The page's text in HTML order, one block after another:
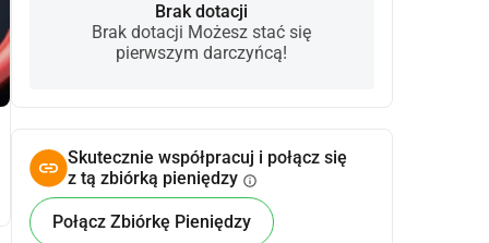
Brak dotacji
Brak dotacji Możesz stać się
pierwszym darczyńcą!
Skutecznie współpracuj i połącz się
z tą zbiórką pieniędzy info
Połącz Zbiórkę Pieniędzy